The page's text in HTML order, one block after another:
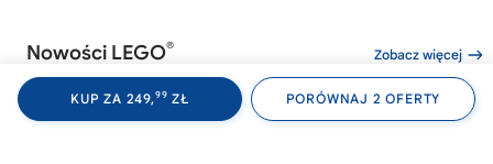
KUP ZA 249,99 ZŁ PORÓWNAJ 2 OFERTY
Nowości LEGO® Zobacz więcej